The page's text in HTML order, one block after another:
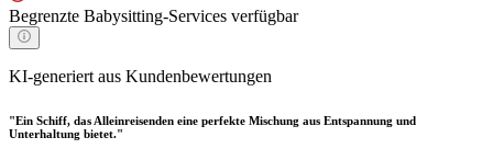
Begrenzte Babysitting-Services verfügbar
KI-generiert aus Kundenbewertungen
"Ein Schiff, das Alleinreisenden eine perfekte Mischung aus Entspannung und
Unterhaltung bietet."